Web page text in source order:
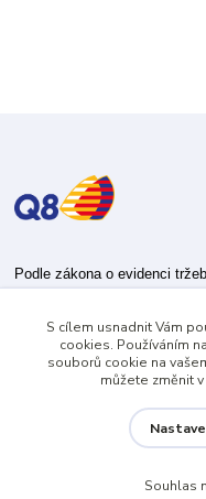
Podle zákona o evidenci
Zároveň je povinen
případě technického
S cílem usnadnit Vám
cookies. Používáním
souborů cookie na
můžete změnit
Souhlas